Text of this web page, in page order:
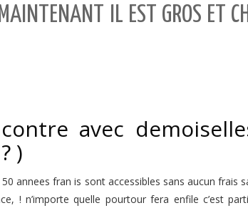
IL EST GROS ET
avec
)
annees fran is sont accessibles sans aucun frais
! n’importe quelle pourtour fera enfile c’est